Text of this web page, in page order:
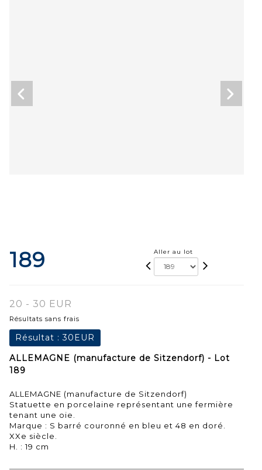
189 Aller au lot
20 - 30 EUR
Résultats sans frais
Résultat :30EUR
ALLEMAGNE (manufacture de Sitzendorf) - Lot
189
ALLEMAGNE (manufacture de Sitzendorf)
Statuette en porcelaine représentant une fermière
tenant une oie.
Marque : S barré couronné en bleu et 48 en doré.
XXe siècle.
H. : 19 cm